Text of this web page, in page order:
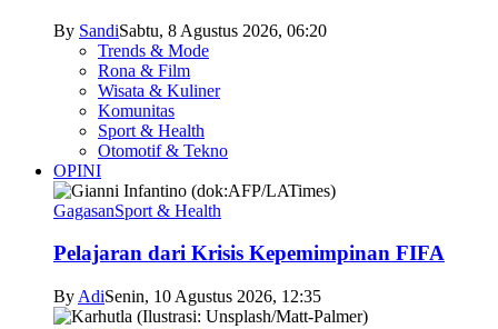
By SandiSabtu, 8 Agustus 2026, 06:20
Trends & Mode
Rona & Film
Wisata & Kuliner
Komunitas
Sport & Health
Otomotif & Tekno
OPINI
GagasanSport & Health
Pelajaran dari Krisis Kepemimpinan FIFA
By AdiSenin, 10 Agustus 2026, 12:35